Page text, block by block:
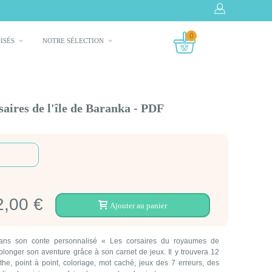
0
NOTRE SÉLECTION
de l'île de Baranka - PDF
€ Ajouter au panier
son conte personnalisé « Les corsaires du royaumes de
son aventure grâce à son carnet de jeux. Il y trouvera 12
point à point, coloriage, mot caché, jeux des 7 erreurs, des